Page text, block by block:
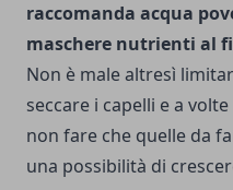
raccomanda acqua
maschere nutrienti al
Non è male altresì
seccare i capelli e a
non fare che quelle da
una possibilità di